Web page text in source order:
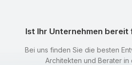
Ist Ihr Unternehmen bereit
Bei uns finden Sie die besten
Architekten und Berater in